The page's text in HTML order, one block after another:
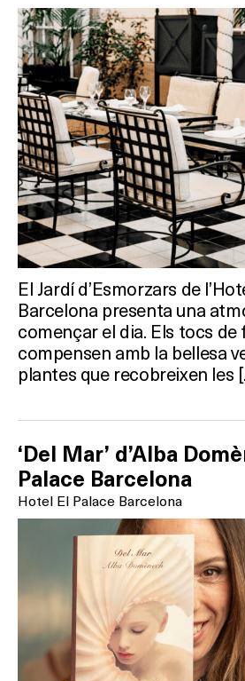
Què vols
El Jardí d’Esmorzars de
Barcelona presenta una
començar el dia. Els tocs
compensen amb la bellesa
plantes que recobreixen les
‘Del Mar’ d’Alba
Palace Barcelona
Hotel El Palace Barcelona